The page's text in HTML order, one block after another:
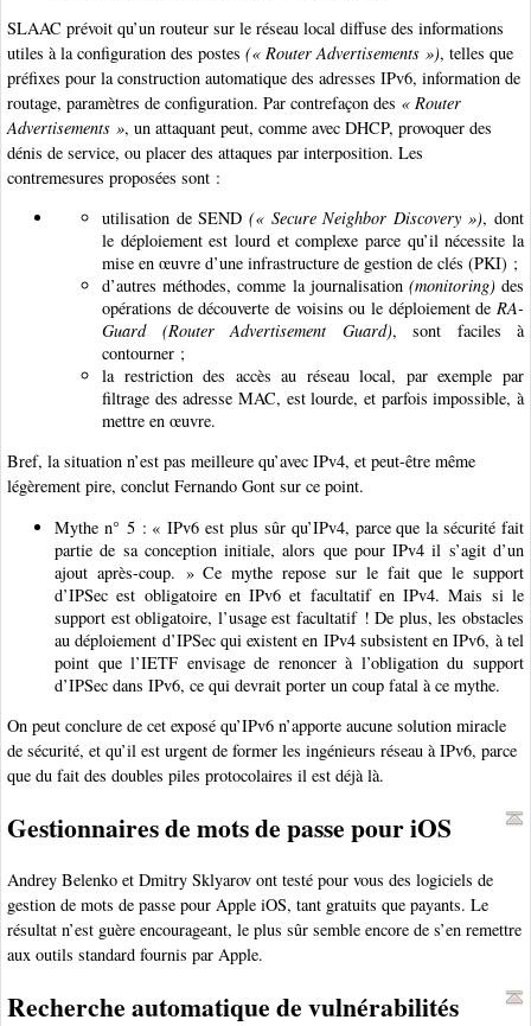
SLAAC prévoit qu’un routeur sur le réseau local diffuse des informations
utiles à la configuration des postes (« Router Advertisements »), telles que
préfixes pour la construction automatique des adresses IPv6, information de
routage, paramètres de configuration. Par contrefaçon des « Router
Advertisements », un attaquant peut, comme avec DHCP, provoquer des
dénis de service, ou placer des attaques par interposition. Les
contremesures proposées sont :
utilisation de SEND (« Secure Neighbor Discovery »), dont
le déploiement est lourd et complexe parce qu’il nécessite la
mise en œuvre d’une infrastructure de gestion de clés (PKI) ;
d’autres méthodes, comme la journalisation (monitoring)des
opérations de découverte de voisins ou le déploiement de RA-
Guard (Router Advertisement Guard), sont faciles à
contourner ;
la restriction des accès au réseau local, par exemple par
filtrage des adresse MAC, est lourde, et parfois impossible, à
mettre en œuvre.
Bref, la situation n’est pas meilleure qu’avec IPv4, et peut-être même
légèrement pire, conclut Fernando Gont sur ce point.
Mythe n° 5 : « IPv6 est plus sûr qu’IPv4, parce que la sécurité fait
partie de sa conception initiale, alors que pour IPv4 il s’agit d’un
ajout après-coup. » Ce mythe repose sur le fait que le support
d’IPSec est obligatoire en IPv6 et facultatif en IPv4. Mais si le
support est obligatoire, l’usage est facultatif ! De plus, les obstacles
au déploiement d’IPSec qui existent en IPv4 subsistent en IPv6, à tel
point que l’IETF envisage de renoncer à l’obligation du support
d’IPSec dans IPv6, ce qui devrait porter un coup fatal à ce mythe.
On peut conclure de cet exposé qu’IPv6 n’apporte aucune solution miracle
de sécurité, et qu’il est urgent de former les ingénieurs réseau à IPv6, parce
que du fait des doubles piles protocolaires il est déjà là.
Gestionnaires de mots de passe pour iOS
Andrey Belenko et Dmitry Sklyarov ont testé pour vous des logiciels de
gestion de mots de passe pour Apple iOS, tant gratuits que payants. Le
résultat n’est guère encourageant, le plus sûr semble encore de s’en remettre
aux outils standard fournis par Apple.
Recherche automatique de vulnérabilités